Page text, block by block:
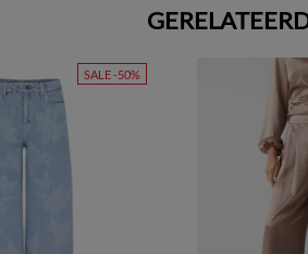
SALE -50%